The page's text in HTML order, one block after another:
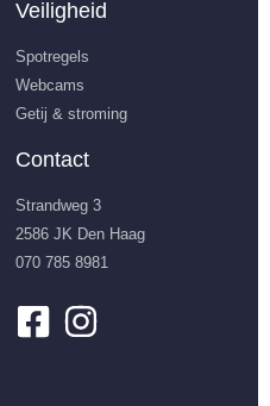
Veiligheid
Spotregels
Webcams
Getij & stroming
Contact
Strandweg 3
2586 JK Den Haag
070 785 8981